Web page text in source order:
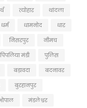
त्योहार
थांदला
धर्म धामनोद
धार
निसरपुर
नीमच
पिपलिया मंडी
पुलिस
बड़ावदा
बदनावर
बुरहानपुर
मंडलेश्वर